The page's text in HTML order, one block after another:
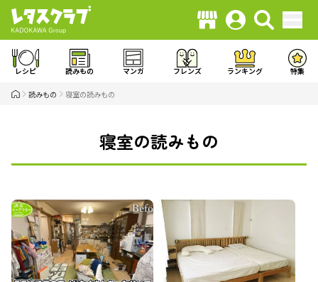
レシピ 読みもの マンガ フレンズ ランキング 特集
読みもの 寝室の読みもの
寝室の読みもの